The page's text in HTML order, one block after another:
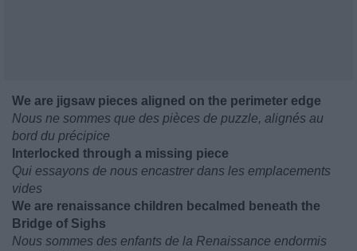
We are jigsaw pieces aligned on the perimeter edge
Nous ne sommes que des pièces de puzzle, alignés au
bord du précipice
Interlocked through a missing piece
Qui essayons de nous encastrer dans les emplacements
vides
We are renaissance children becalmed beneath the
Bridge of Sighs
Nous sommes des enfants de la Renaissance endormis